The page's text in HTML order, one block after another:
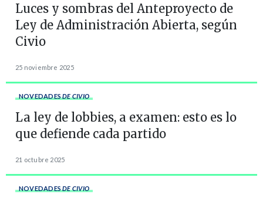
Luces y sombras del Anteproyecto de
Ley de Administración Abierta, según
Civio
25 noviembre 2025
NOVEDADES DE CIVIO
La ley de lobbies, a examen: esto es lo
que defiende cada partido
21 octubre 2025
NOVEDADES DE CIVIO